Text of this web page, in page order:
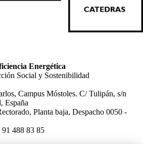
Energética
Social y Sostenibilidad
Campus Móstoles. C/ Tulipán, s/n
España
Planta baja, Despacho 0050 -
488 83 85